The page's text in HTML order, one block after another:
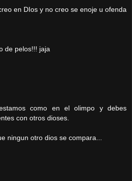
en DIos y no creo se enoje u ofenda
de pelos!!! jaja
como en el olimpo y debes
con otros dioses.
ningun otro dios se compara...